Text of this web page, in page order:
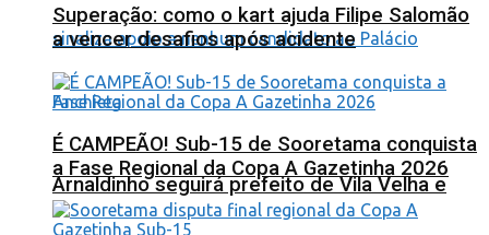
Arnaldinho seguirá prefeito de Vila Velha e
Superação: como o kart ajuda Filipe Salomão
a vencer desafios após acidente
É CAMPEÃO! Sub-15 de Sooretama conquista
a Fase Regional da Copa A Gazetinha 2026